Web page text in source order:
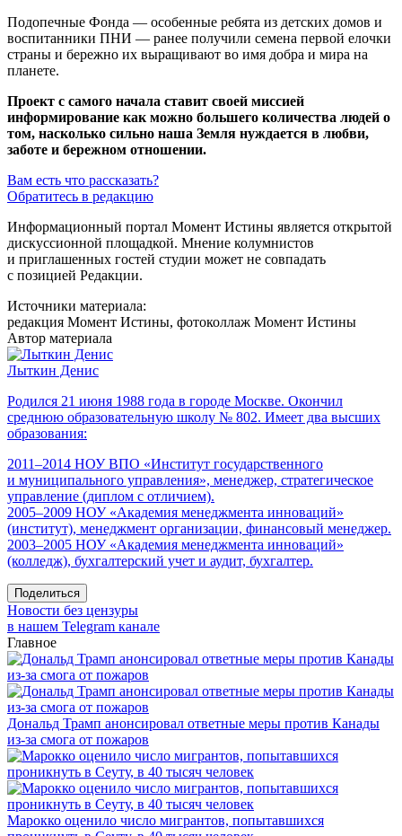
Подопечные Фонда — особенные ребята из детских домов и
воспитанники ПНИ — ранее получили семена первой елочки
страны и бережно их выращивают во имя добра и мира на
планете.
Проект с самого начала ставит своей миссией
информирование как можно большего количества людей о
том, насколько сильно наша Земля нуждается в любви,
заботе и бережном отношении.
Вам есть что рассказать?
Обратитесь в редакцию
Информационный портал Момент Истины является открытой
дискуссионной площадкой. Мнение колумнистов
и приглашенных гостей студии может не совпадать
с позицией Редакции.
Источники материала:
редакция Момент Истины, фотоколлаж Момент Истины
Автор материала
Лыткин Денис
Родился 21 июня 1988 года в городе Москве. Окончил
среднюю образовательную школу № 802. Имеет два высших
образования:
2011–2014 НОУ ВПО «Институт государственного
и муниципального управления», менеджер, стратегическое
управление (диплом с отличием).
2005–2009 НОУ «Академия менеджмента инноваций»
(институт), менеджмент организации, финансовый менеджер.
2003–2005 НОУ «Академия менеджмента инноваций»
(колледж), бухгалтерский учет и аудит, бухгалтер.
Поделиться
Новости без цензуры
в нашем Telegram канале
Главное
Дональд Трамп анонсировал ответные меры против Канады
из-за смога от пожаров
Марокко оценило число мигрантов, попытавшихся